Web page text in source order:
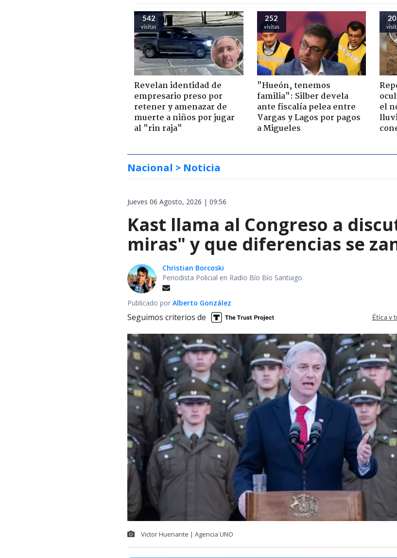
542
visitas
Revelan identidad de
empresario preso por
retener y amenazar de
muerte a niños por jugar
al "rin raja"
252
visitas
"Hueón, tenemos
familia": Silber devela
ante fiscalía pelea entre
Vargas y Lagos por pagos
a Migueles
el
Nacional > Noticia
Jueves 06 Agosto, 2026 | 09:56
Kast llama al Congreso a
miras" y que diferencias se
Christian Borcoski
Periodista Policial en Radio Bío Bío Santiago
Publicado por Alberto González
Seguimos criterios de Ética y
Victor Huenante | Agencia UNO